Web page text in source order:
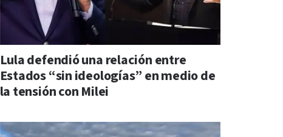
Lula defendió una relación entre
Estados “sin ideologías” en medio de
la tensión con Milei